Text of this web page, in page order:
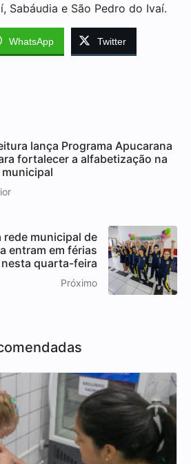
Sabáudia e São Pedro do Ivaí.
WhatsApp Twitter
lança Programa Apucarana
fortalecer a alfabetização na
municipal
rede municipal de
entram em férias
quarta-feira
Próximo